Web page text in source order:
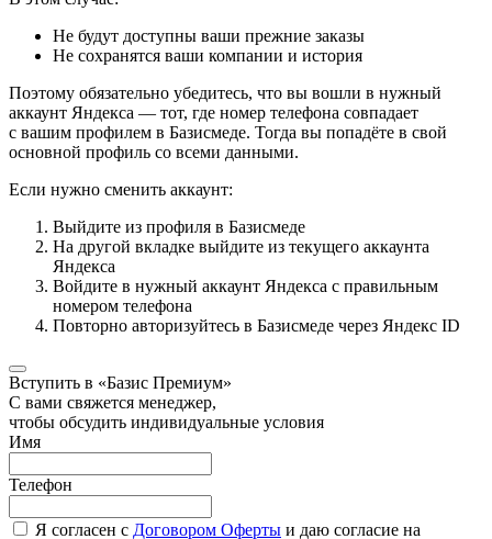
Не будут доступны ваши прежние заказы
Не сохранятся ваши компании и история
Поэтому обязательно убедитесь, что вы вошли в нужный
аккаунт Яндекса — тот, где номер телефона совпадает
с вашим профилем в Базисмеде. Тогда вы попадёте в свой
основной профиль со всеми данными.
Если нужно сменить аккаунт:
Выйдите из профиля в Базисмеде
На другой вкладке выйдите из текущего аккаунта
Яндекса
Войдите в нужный аккаунт Яндекса с правильным
номером телефона
Повторно авторизуйтесь в Базисмеде через Яндекс ID
Вступить в «Базис Премиум»
С вами свяжется менеджер,
чтобы обсудить индивидуальные условия
Имя
Телефон
Я согласен с Договором Оферты и даю согласие на